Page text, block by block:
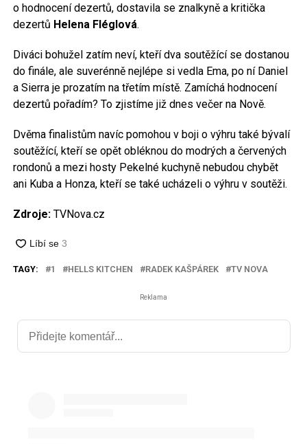
o hodnocení dezertů, dostavila se znalkyně a kritička
dezertů Helena Fléglová.
Diváci bohužel zatím neví, kteří dva soutěžící se dostanou
do finále, ale suverénně nejlépe si vedla Ema, po ní Daniel
a Sierra je prozatím na třetím místě. Zamíchá hodnocení
dezertů pořadím? To zjistíme již dnes večer na Nově.
Dvěma finalistům navíc pomohou v boji o výhru také bývalí
soutěžící, kteří se opět obléknou do modrých a červených
rondonů a mezi hosty Pekelné kuchyně nebudou chybět
ani Kuba a Honza, kteří se také ucházeli o výhru v soutěži.
Zdroje:TVNova.cz
TAGY: 1 HELLS KITCHEN RADEK KAŠPÁREK TV NOVA
Reklama